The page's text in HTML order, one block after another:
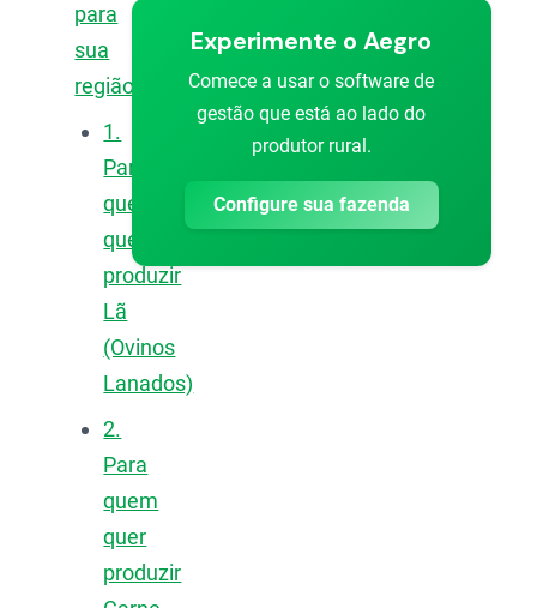
para
sua
região?
1.
Para
quem
quer
produzir
Lã
(Ovinos
Lanados)
2.
Para
quem
quer
produzir
Experimente o Aegro
Comece a usar o software de
gestão que está ao lado do
produtor rural.
Configure sua fazenda